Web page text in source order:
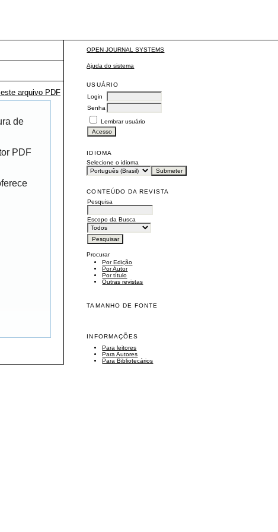
OPEN JOURNAL SYSTEMS
Ajuda do sistema
USUÁRIO
Login
Senha
Lembrar usuário
IDIOMA
Selecione o idioma
CONTEÚDO DA REVISTA
Pesquisa
Escopo da Busca
Procurar
Por Edição
Por Autor
Por título
Outras revistas
TAMANHO DE FONTE
INFORMAÇÕES
Para leitores
Para Autores
Para Bibliotecários
arquivo PDF
de
PDF